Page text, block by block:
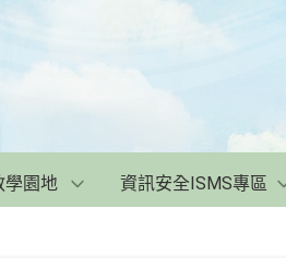
學園地 資訊安全ISMS專區